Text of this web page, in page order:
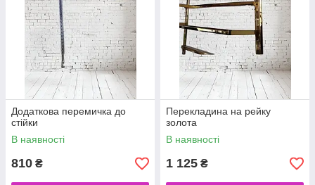
Додаткова перемичка до
стійки
В наявності
810 ₴
Перекладина на рейку
золота
В наявності
1 125 ₴